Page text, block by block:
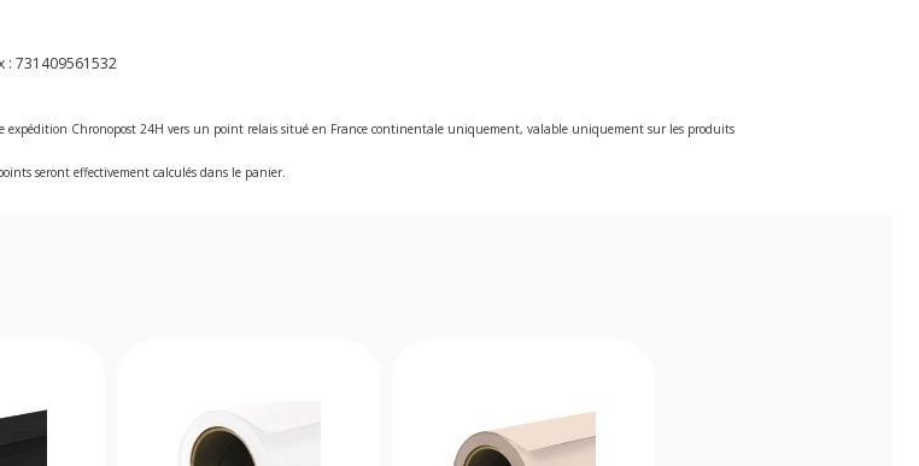
: 731409561532
Chronopost 24H vers un point relais situé en France continentale uniquement, valable uniquement sur les produits
seront effectivement calculés dans le panier.